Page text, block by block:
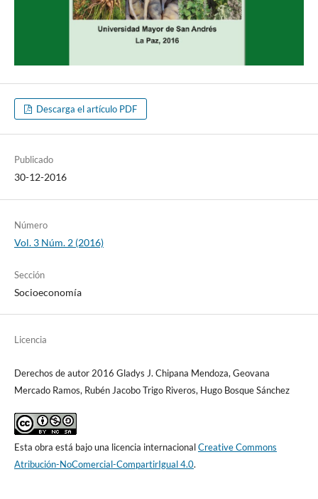
Descarga el artículo PDF
Publicado
30-12-2016
Número
Vol. 3 Núm. 2 (2016)
Sección
Socioeconomía
Licencia
Derechos de autor 2016 Gladys J. Chipana Mendoza, Geovana
Mercado Ramos, Rubén Jacobo Trigo Riveros, Hugo Bosque Sánchez
Esta obra está bajo una licencia internacionalCreative Commons
Atribución-NoComercial-CompartirIgual 4.0.